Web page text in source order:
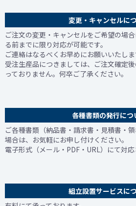
変更・キャンセルに
ご注文の変更・キャンセルをご希望の場
る前までに限り対応が可能です。
ご連絡はなるべくお早めにお願いいたしま
受注生産品につきましては、ご注文確定
っておりません。何卒ご了承ください。
各種書類の発行につ
ご各種書類（納品書・請求書・見積書・
場合は、お気軽にお申し付けください。
電子形式（メール・PDF・URL）にて対応
組立設置サービスに